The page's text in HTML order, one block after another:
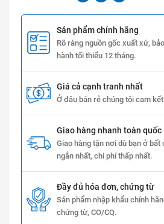
Sản phẩm chính hãng
Rõ ràng nguồn gốc xuất xứ,
hành tối thiểu 12 tháng.
Giá cả cạnh tranh nhất
Ở đâu bán rẻ chúng tôi cam
Giao hàng nhanh toàn quốc
Giao hàng tận nơi dù bạn ở
ngắn nhất, chi phí thấp nhất.
Đầy đủ hóa đơn, chứng từ
Sản phẩm nhập khẩu chính
chứng từ, CO/CQ.